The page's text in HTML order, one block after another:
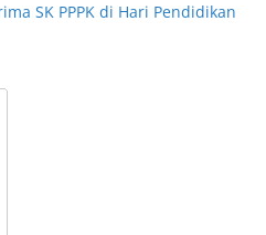
SK PPPK di Hari Pendidikan